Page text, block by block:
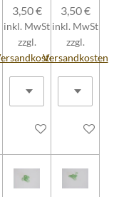
Warenkorb
3,50 €
inkl. MwSt
zzgl.
In den Warenkorb
3,50 €
inkl. MwSt
zzgl.
Versandkosten
In den